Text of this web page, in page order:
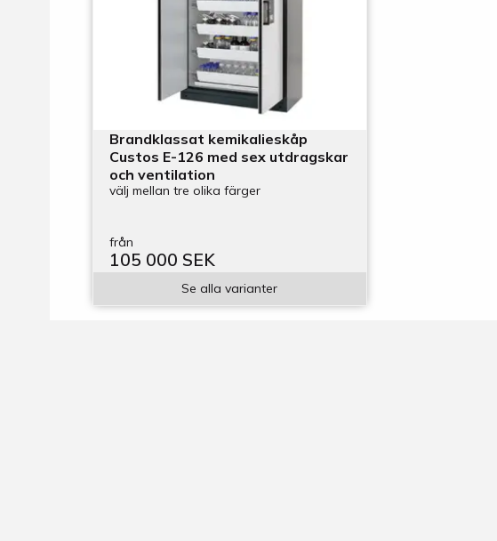
Brandklassat kemikalieskåp
Custos E-126 med sex utdragskar
och ventilation
välj mellan tre olika färger
från
105 000 SEK
Se alla varianter